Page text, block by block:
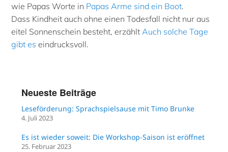
wie Papas Worte in Papas Arme sind ein Boot.
Dass Kindheit auch ohne einen Todesfall nicht nur aus
eitel Sonnenschein besteht, erzählt Auch solche Tage
gibt es eindrucksvoll.
Neueste Beiträge
Leseförderung: Sprachspielsause mit Timo Brunke
4. Juli 2023
Es ist wieder soweit: Die Workshop-Saison ist eröffnet
25. Februar 2023